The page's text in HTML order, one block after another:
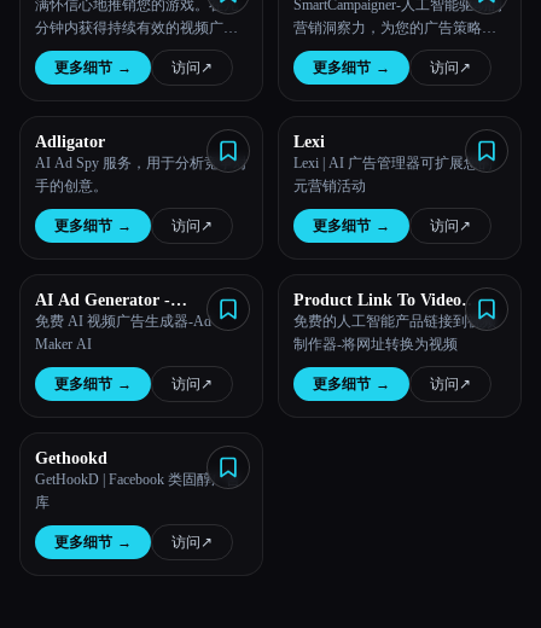
满怀信心地推销您的游戏。在几
分钟内获得持续有效的视频广告
——由 AI 制作和优化
更多细节 → 访问 ↗︎
SmartCampaigner-人工智能驱动的
营销洞察力，为您的广告策略提
供动力
更多细节 → 访问 ↗︎
Adligator
AI Ad Spy 服务，用于分析竞争对
手的创意。
更多细节 → 访问 ↗︎
Lexi
Lexi | AI 广告管理器可扩展您的
元营销活动
更多细节 → 访问 ↗︎
AI Ad Generator -
AdMaker.ai
免费 AI 视频广告生成器-Ad
Maker AI
更多细节 → 访问 ↗︎
Product Link To Video
Maker
免费的人工智能产品链接到视频
制作器-将网址转换为视频
更多细节 → 访问 ↗︎
Gethookd
GetHookD | Facebook 类固醇广告
库
更多细节 → 访问 ↗︎